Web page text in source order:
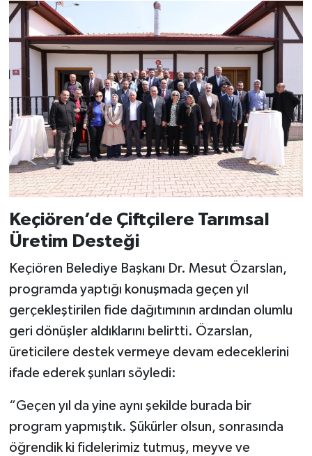
Keçiören’de Çiftçilere Tarımsal
Üretim Desteği
Keçiören Belediye Başkanı Dr. Mesut Özarslan,
programda yaptığı konuşmada geçen yıl
gerçekleştirilen fide dağıtımının ardından olumlu
geri dönüşler aldıklarını belirtti. Özarslan,
üreticilere destek vermeye devam edeceklerini
ifade ederek şunları söyledi:
“Geçen yıl da yine aynı şekilde burada bir
program yapmıştık. Şükürler olsun, sonrasında
öğrendik ki fidelerimiz tutmuş, meyve ve